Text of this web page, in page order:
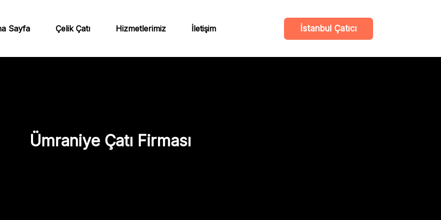
Sayfa Çelik Çatı Hizmetlerimiz İletişim İstanbul Çatıcı
Ümraniye Çatı Firması